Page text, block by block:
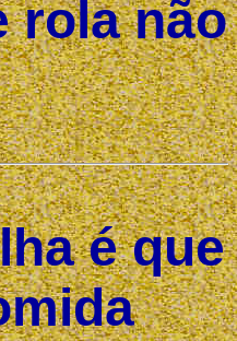
rola não
é que